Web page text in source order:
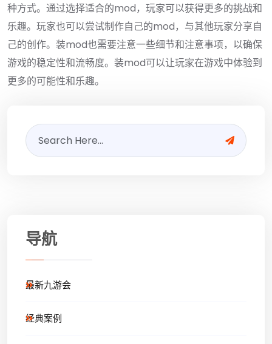
种方式。通过选择适合的mod，玩家可以获得更多的挑战和
乐趣。玩家也可以尝试制作自己的mod，与其他玩家分享自
己的创作。装mod也需要注意一些细节和注意事项，以确保
游戏的稳定性和流畅度。装mod可以让玩家在游戏中体验到
更多的可能性和乐趣。
导航
最新九游会
经典案例